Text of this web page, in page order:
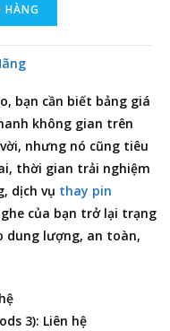
HÀNG
bạn cần biết bảng giá
không gian trên
nhưng nó cũng tiêu
thời gian trải nghiệm
dịch vụ thay pin
của bạn trở lại trạng
dung lượng, an toàn,
3): Liên hệ